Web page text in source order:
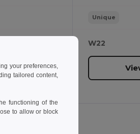
Unique
W22
your preferences,
tailored content,
functioning of the
to allow or block